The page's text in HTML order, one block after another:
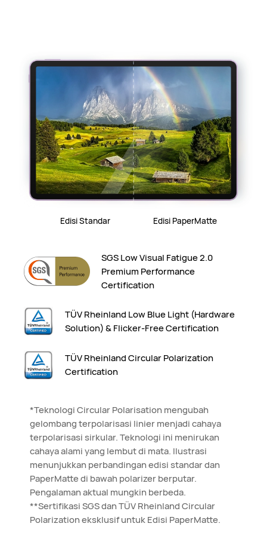
Edisi Standar Edisi PaperMatte
SGS Low Visual Fatigue 2.0
Premium Performance
Certification
TÜV Rheinland Low Blue Light (Hardware
Solution) & Flicker-Free Certification
TÜV Rheinland Circular Polarization
Certification
*Teknologi Circular Polarisation mengubah
gelombang terpolarisasi linier menjadi cahaya
terpolarisasi sirkular. Teknologi ini menirukan
cahaya alami yang lembut di mata. Ilustrasi
menunjukkan perbandingan edisi standar dan
PaperMatte di bawah polarizer berputar.
Pengalaman aktual mungkin berbeda.
**Sertifikasi SGS dan TÜV Rheinland Circular
Polarization eksklusif untuk Edisi PaperMatte.